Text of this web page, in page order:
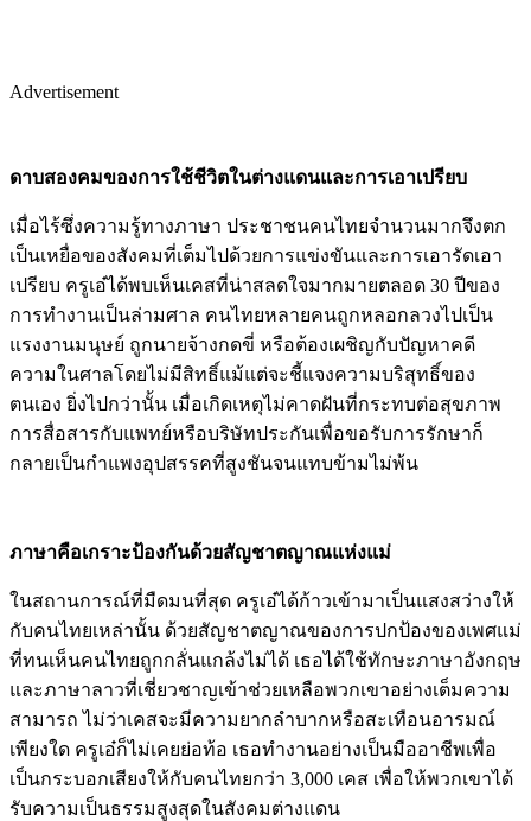
Advertisement
ดาบสองคมของการใช้ชีวิตในต่างแดนและการเอาเปรียบ
เมื่อไร้ซึ่งความรู้ทางภาษา ประชาชนคนไทยจำนวนมากจึงตก
เป็นเหยื่อของสังคมที่เต็มไปด้วยการแข่งขันและการเอารัดเอา
เปรียบ ครูเอ๋ได้พบเห็นเคสที่น่าสลดใจมากมายตลอด 30 ปีของ
การทำงานเป็นล่ามศาล คนไทยหลายคนถูกหลอกลวงไปเป็น
แรงงานมนุษย์ ถูกนายจ้างกดขี่ หรือต้องเผชิญกับปัญหาคดี
ความในศาลโดยไม่มีสิทธิ์แม้แต่จะชี้แจงความบริสุทธิ์ของ
ตนเอง ยิ่งไปกว่านั้น เมื่อเกิดเหตุไม่คาดฝันที่กระทบต่อสุขภาพ
การสื่อสารกับแพทย์หรือบริษัทประกันเพื่อขอรับการรักษาก็
กลายเป็นกำแพงอุปสรรคที่สูงชันจนแทบข้ามไม่พ้น
ภาษาคือเกราะป้องกันด้วยสัญชาตญาณแห่งแม่
ในสถานการณ์ที่มืดมนที่สุด ครูเอ๋ได้ก้าวเข้ามาเป็นแสงสว่างให้
กับคนไทยเหล่านั้น ด้วยสัญชาตญาณของการปกป้องของเพศแม่
ที่ทนเห็นคนไทยถูกกลั่นแกล้งไม่ได้ เธอได้ใช้ทักษะภาษาอังกฤษ
และภาษาลาวที่เชี่ยวชาญเข้าช่วยเหลือพวกเขาอย่างเต็มความ
สามารถ ไม่ว่าเคสจะมีความยากลำบากหรือสะเทือนอารมณ์
เพียงใด ครูเอ๋ก็ไม่เคยย่อท้อ เธอทำงานอย่างเป็นมืออาชีพเพื่อ
เป็นกระบอกเสียงให้กับคนไทยกว่า 3,000 เคส เพื่อให้พวกเขาได้
รับความเป็นธรรมสูงสุดในสังคมต่างแดน